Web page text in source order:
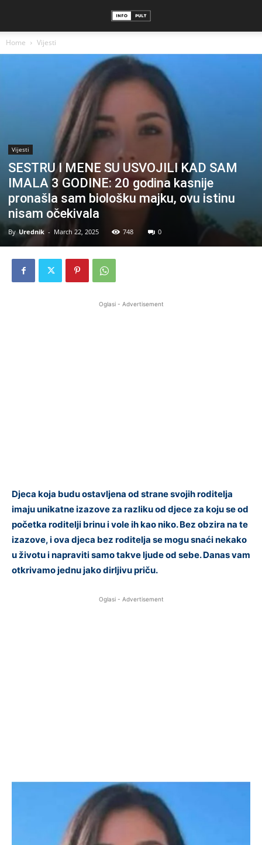
Home Vijesti
Vijesti
SESTRU I MENE SU USVOJILI KAD SAM
IMALA 3 GODINE: 20 godina kasnije
pronašla sam biološku majku, ovu istinu
nisam očekivala
By Urednik - March 22, 2025 748 0
Oglasi - Advertisement
Djeca koja budu ostavljena od strane svojih roditelja
imaju unikatne izazove za razliku od djece za koju se od
početka roditelji brinu i vole ih kao niko. Bez obzira na te
izazove, i ova djeca bez roditelja se mogu snaći nekako
u životu i napraviti samo takve ljude od sebe. Danas vam
otkrivamo jednu jako dirljivu priču.
Oglasi - Advertisement